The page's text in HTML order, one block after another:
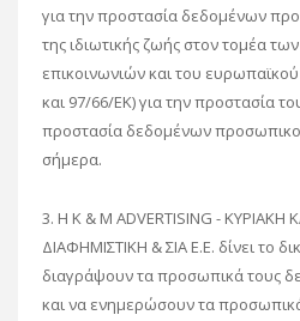
για την προστασία δεδομένων
της ιδιωτικής ζωής στον τομέα
επικοινωνιών και του
και 97/66/ΕΚ) για την προστασία
προστασία δεδομένων
σήμερα.
3. Η K & M ADVERTISING - ΚΥΡΙΑΚΗ
ΔΙΑΦΗΜΙΣΤΙΚΗ & ΣΙΑ Ε.Ε. δίνει το
διαγράψουν τα προσωπικά τους
και να ενημερώσουν τα